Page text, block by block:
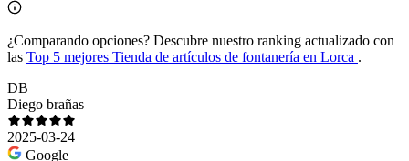
¿Comparando opciones? Descubre nuestro ranking actualizado con
las Top 5 mejores Tienda de artículos de fontanería en Lorca .
DB
Diego brañas
2025-03-24
Google